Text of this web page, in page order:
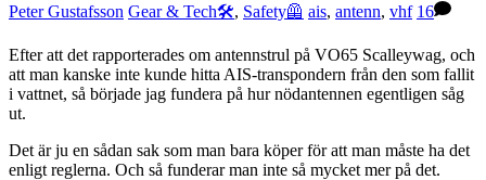
Peter Gustafsson Gear & Tech🛠, Safety🦺 ais, antenn, vhf 16
Efter att det rapporterades om antennstrul på VO65 Scalleywag, och
att man kanske inte kunde hitta AIS-transpondern från den som fallit
i vattnet, så började jag fundera på hur nödantennen egentligen såg
ut.
Det är ju en sådan sak som man bara köper för att man måste ha det
enligt reglerna. Och så funderar man inte så mycket mer på det.